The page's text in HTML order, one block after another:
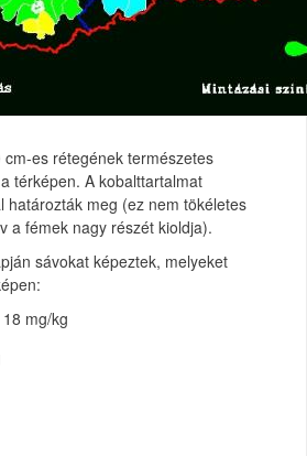
es rétegének természetes
térképen. A kobalttartalmat
határozták meg (ez nem tökéletes
a fémek nagy részét kioldja).
sávokat képeztek, melyeket
mg/kg